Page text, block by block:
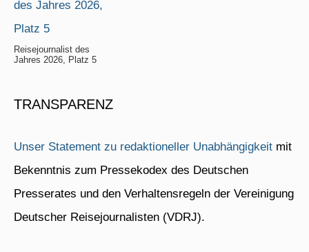
Reisejournalist des
Jahres 2026, Platz 5
TRANSPARENZ
Unser Statement zu redaktioneller Unabhängigkeit mit
Bekenntnis zum Pressekodex des Deutschen
Presserates und den Verhaltensregeln der Vereinigung
Deutscher Reisejournalisten (VDRJ).